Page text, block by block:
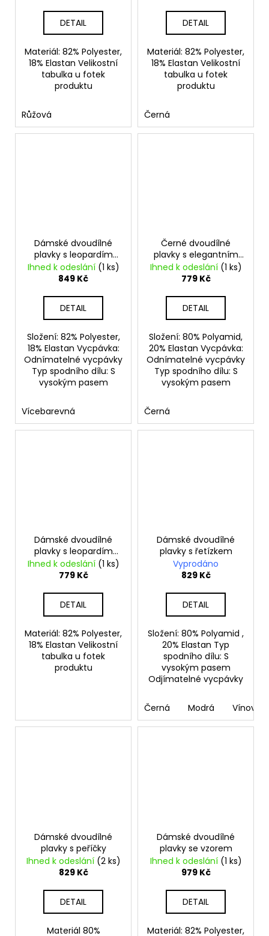
DETAIL
Materiál: 82% Polyester,
18% Elastan Velikostní
tabulka u fotek
produktu
Růžová
DETAIL
Materiál: 82% Polyester,
18% Elastan Velikostní
tabulka u fotek
produktu
Černá
Dámské dvoudílné
plavky s leopardím
vzorem
Ihned k odeslání (1 ks)
849 Kč
DETAIL
Složení: 82% Polyester,
18% Elastan Vycpávka:
Odnímatelné vycpávky
Typ spodního dílu: S
vysokým pasem
Vícebarevná
Černé dvoudílné
plavky s elegantním
zlatým detailem
Ihned k odeslání (1 ks)
779 Kč
DETAIL
Složení: 80% Polyamid,
20% Elastan Vycpávka:
Odnímatelné vycpávky
Typ spodního dílu: S
vysokým pasem
Černá
Dámské dvoudílné
plavky s leopardím
vzorem
Ihned k odeslání (1 ks)
779 Kč
DETAIL
Materiál: 82% Polyester,
18% Elastan Velikostní
tabulka u fotek
produktu
Dámské dvoudílné
plavky s řetízkem
Vyprodáno
829 Kč
DETAIL
Složení: 80% Polyamid ,
20% Elastan Typ
spodního dílu: S
vysokým pasem
Odjímatelné vycpávky
Černá Modrá Vínová
Dámské dvoudílné
plavky s peříčky
Ihned k odeslání (2 ks)
829 Kč
DETAIL
Materiál 80%
Dámské dvoudílné
plavky se vzorem
Ihned k odeslání (1 ks)
979 Kč
DETAIL
Materiál: 82% Polyester,